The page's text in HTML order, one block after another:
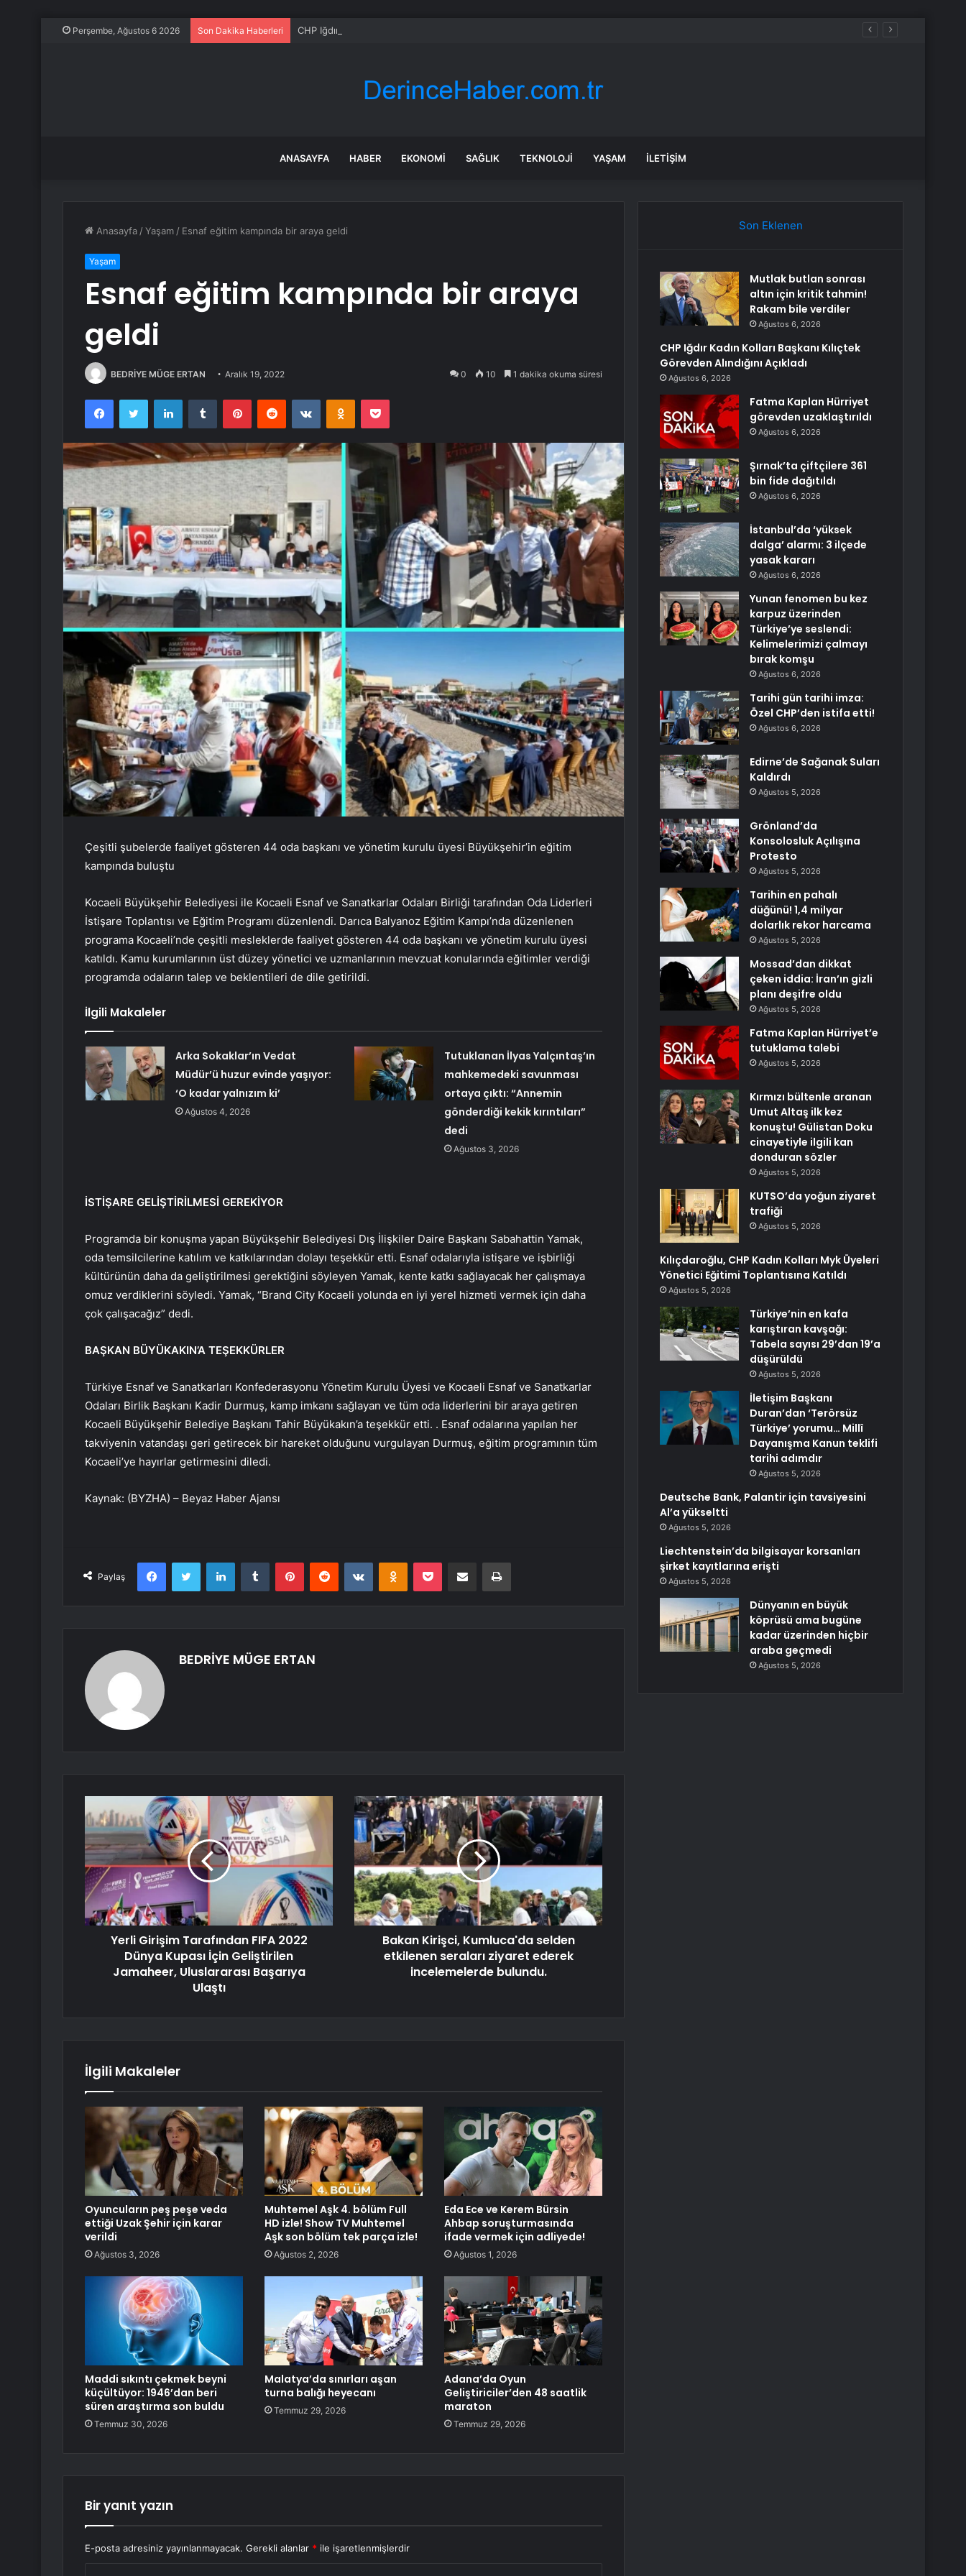
Perşembe, Ağustos 6 2026 Son Dakika Haberleri CHP Iğdır Kadın Kolları Başkanı Kılıçtek Görevden Alındığını Açıkladı
ANASAYFA HABER EKONOMI SAĞLIK TEKNOLOJI YAŞAM İLETIŞIM
Anasayfa /Yaşam / Esnaf eğitim kampında bir araya geldi
Yaşam
Esnaf eğitim kampında bir araya
geldi
BEDRİYE MÜGE ERTAN Aralık 19, 2022 0 10 1 dakika okuma süresi
FacebookTwitter LinkedInTumblr PinterestReddit VKontakteOdnoklassniki
Pocket
Çeşitli şubelerde faaliyet gösteren 44 oda başkanı ve yönetim kurulu üyesi Büyükşehir’in eğitim
kampında buluştu
Kocaeli Büyükşehir Belediyesi ile Kocaeli Esnaf ve Sanatkarlar Odaları Birliği tarafından Oda Liderleri
İstişare Toplantısı ve Eğitim Programı düzenlendi. Darıca Balyanoz Eğitim Kampı’nda düzenlenen
programa Kocaeli’nde çeşitli mesleklerde faaliyet gösteren 44 oda başkanı ve yönetim kurulu üyesi
katıldı. Kamu kurumlarının üst düzey yönetici ve uzmanlarının mevzuat konularında eğitimler verdiği
programda odaların talep ve beklentileri de dile getirildi.
İlgili Makaleler
Arka Sokaklar’ın Vedat
Müdür’ü huzur evinde yaşıyor:
‘O kadar yalnızım ki’
Ağustos 4, 2026
Tutuklanan İlyas Yalçıntaş’ın
mahkemedeki savunması
ortaya çıktı: “Annemin
gönderdiği kekik kırıntıları”
dedi
Ağustos 3, 2026
İSTİŞARE GELİŞTİRİLMESİ GEREKİYOR
Programda bir konuşma yapan Büyükşehir Belediyesi Dış İlişkiler Daire Başkanı Sabahattin Yamak,
oda temsilcilerine katılım ve katkılarından dolayı teşekkür etti. Esnaf odalarıyla istişare ve işbirliği
kültürünün daha da geliştirilmesi gerektiğini söyleyen Yamak, kente katkı sağlayacak her çalışmaya
omuz verdiklerini söyledi. Yamak, “Brand City Kocaeli yolunda en iyi yerel hizmeti vermek için daha
çok çalışacağız” dedi.
BAŞKAN BÜYÜKAKIN’A TEŞEKKÜRLER
Türkiye Esnaf ve Sanatkarları Konfederasyonu Yönetim Kurulu Üyesi ve Kocaeli Esnaf ve Sanatkarlar
Odaları Birlik Başkanı Kadir Durmuş, kamp imkanı sağlayan ve tüm oda liderlerini bir araya getiren
Kocaeli Büyükşehir Belediye Başkanı Tahir Büyükakın’a teşekkür etti. . Esnaf odalarına yapılan her
takviyenin vatandaşı geri getirecek bir hareket olduğunu vurgulayan Durmuş, eğitim programının tüm
Kocaeli’ye hayırlar getirmesini diledi.
Kaynak: (BYZHA) – Beyaz Haber Ajansı
Paylaş
FacebookTwitter LinkedInTumblr PinterestReddit VKontakteOdnoklassniki
Pocket E-Posta ile paylaş Yazdır
BEDRİYE MÜGE ERTAN
Yerli Girişim Tarafından FIFA 2022
Dünya Kupası İçin Geliştirilen
Jamaheer, Uluslararası Başarıya
Ulaştı
Bakan Kirişci, Kumluca'da selden
etkilenen seraları ziyaret ederek
incelemelerde bulundu.
İlgili Makaleler
Oyuncuların peş peşe veda
ettiği Uzak Şehir için karar
verildi
Ağustos 3, 2026
Muhtemel Aşk 4. bölüm Full
HD izle! Show TV Muhtemel
Aşk son bölüm tek parça izle!
Ağustos 2, 2026
Eda Ece ve Kerem Bürsin
Ahbap soruşturmasında
ifade vermek için adliyede!
Ağustos 1, 2026
Maddi sıkıntı çekmek beyni
küçültüyor: 1946’dan beri
süren araştırma son buldu
Temmuz 30, 2026
Malatya’da sınırları aşan
turna balığı heyecanı
Temmuz 29, 2026
Adana’da Oyun
Geliştiriciler’den 48 saatlik
maraton
Temmuz 29, 2026
Bir yanıt yazın
E-posta adresiniz yayınlanmayacak. Gerekli alanlar * ile işaretlenmişlerdir
Son Eklenen
Mutlak butlan sonrası
altın için kritik tahmin!
Rakam bile verdiler
Ağustos 6, 2026
CHP Iğdır Kadın Kolları Başkanı Kılıçtek
Görevden Alındığını Açıkladı
Ağustos 6, 2026
Fatma Kaplan Hürriyet
görevden uzaklaştırıldı
Ağustos 6, 2026
Şırnak’ta çiftçilere 361
bin fide dağıtıldı
Ağustos 6, 2026
İstanbul’da ‘yüksek
dalga’ alarmı: 3 ilçede
yasak kararı
Ağustos 6, 2026
Yunan fenomen bu kez
karpuz üzerinden
Türkiye’ye seslendi:
Kelimelerimizi çalmayı
bırak komşu
Ağustos 6, 2026
Tarihi gün tarihi imza:
Özel CHP’den istifa etti!
Ağustos 6, 2026
Edirne’de Sağanak Suları
Kaldırdı
Ağustos 5, 2026
Grönland’da
Konsolosluk Açılışına
Protesto
Ağustos 5, 2026
Tarihin en pahalı
düğünü! 1,4 milyar
dolarlık rekor harcama
Ağustos 5, 2026
Mossad’dan dikkat
çeken iddia: İran’ın gizli
planı deşifre oldu
Ağustos 5, 2026
Fatma Kaplan Hürriyet’e
tutuklama talebi
Ağustos 5, 2026
Kırmızı bültenle aranan
Umut Altaş ilk kez
konuştu! Gülistan Doku
cinayetiyle ilgili kan
donduran sözler
Ağustos 5, 2026
KUTSO’da yoğun ziyaret
trafiği
Ağustos 5, 2026
Kılıçdaroğlu, CHP Kadın Kolları Myk Üyeleri
Yönetici Eğitimi Toplantısına Katıldı
Ağustos 5, 2026
Türkiye’nin en kafa
karıştıran kavşağı:
Tabela sayısı 29’dan 19’a
düşürüldü
Ağustos 5, 2026
İletişim Başkanı
Duran’dan ‘Terörsüz
Türkiye’ yorumu… Millî
Dayanışma Kanun teklifi
tarihi adımdır
Ağustos 5, 2026
Deutsche Bank, Palantir için tavsiyesini
Al’a yükseltti
Ağustos 5, 2026
Liechtenstein’da bilgisayar korsanları
şirket kayıtlarına erişti
Ağustos 5, 2026
Dünyanın en büyük
köprüsü ama bugüne
kadar üzerinden hiçbir
araba geçmedi
Ağustos 5, 2026